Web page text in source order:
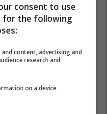
consent to use
for the following
content, advertising and
research and
on a device